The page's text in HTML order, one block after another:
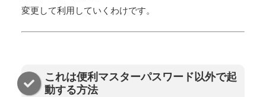
変更して利用していくわけです。
これは便利マスターパスワード以外で起
動する方法